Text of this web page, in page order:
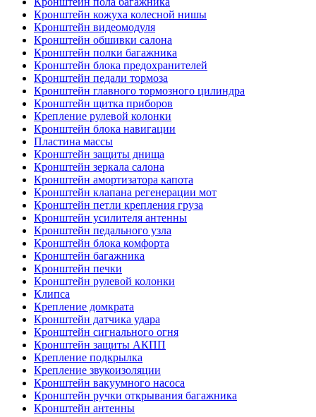
Кронштейн кожуха колесной нишы
Кронштейн видеомодуля
Кронштейн обшивки салона
Кронштейн полки багажника
Кронштейн блока предохранителей
Кронштейн педали тормоза
Кронштейн главного тормозного цилиндра
Кронштейн щитка приборов
Крепление рулевой колонки
Кронштейн блока навигации
Пластина массы
Кронштейн защиты днища
Кронштейн зеркала салона
Кронштейн амортизатора капота
Кронштейн клапана регенерации мот
Кронштейн петли крепления груза
Кронштейн усилителя антенны
Кронштейн педального узла
Кронштейн блока комфорта
Кронштейн багажника
Кронштейн печки
Кронштейн рулевой колонки
Клипса
Крепление домкрата
Кронштейн датчика удара
Кронштейн сигнального огня
Кронштейн защиты АКПП
Крепление подкрылка
Крепление звукоизоляции
Кронштейн вакуумного насоса
Кронштейн ручки открывания багажника
Кронштейн антенны